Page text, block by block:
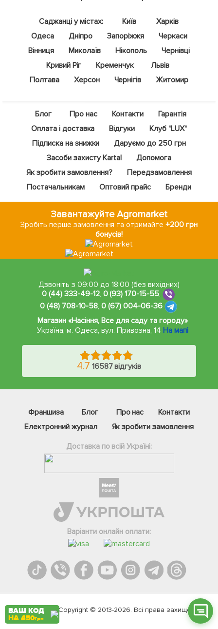
Саджанці у містах: Київ
Харків
Одеса
Дніпро Запоріжжя
Черкаси
Вінниця
Миколаїв Нікополь
Чернівці
Кривий Ріг
Кременчук
Львів
Полтава
Херсон Чернігів Житомир
Блог Про нас Контакти
Гарантія
Оплата і доставка
Відгуки
Клуб "LUX"
Підписка на знижки
Даруємо до 250 грн
Засоби захисту Kartal
Допомога
Як зробити замовлення?
Передзамовлення
Постачальникам
Оптовий прайс Бренди
Завантажуйте Agromarket
Зробіть перше замовлення та отримайте+200 грн
бонусів!
Дзвоніть з 09:00 до 18:00 (без вихідних)
0 (44) 333-49-12, 0 (93) 170-15-55,
0 (48) 708-10-58, 0 (67) 004-06-36
Магазин «Насіння, Все для саду та городу»
Україна, м. Одеса,вул. Привозна, 14 На мапі
4.7 16587 відгуків
Франшиза Блог Про нас
Контакти
Електронний журнал
Як зробити замовлення
Доставка по всій Україні:
Варіанти онлайн оплати:
Agromarket.Copyright © 2013-2026. Всі права захищені
Телеграм
Вайбер
Онлайн чат
ВАШ КОД
НА 450грн